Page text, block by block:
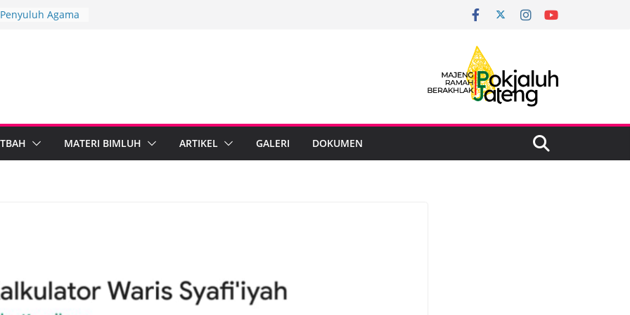
Agama
Penyuluh
Brebes
Implementasi
MATERI BIMLUH ARTIKEL GALERI DOKUMEN